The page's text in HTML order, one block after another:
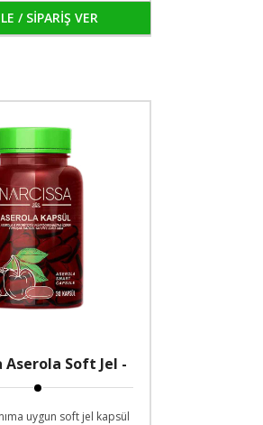
/ SİPARİŞ VER
Aserola Soft Jel -
Hapı / Kapsül
uygun soft jel kapsül